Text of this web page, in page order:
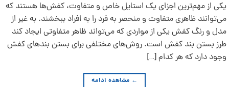
یکی از مهم‌ترین اجزای یک استایل خاص و متفاوت، کفش‌ها هستند که
می‌توانند ظاهری متفاوت و منحصر به فرد را به افراد ببخشند. به غیر از
مدل و رنگ کفش یکی از مواردی که می‌تواند ظاهر متفاوتی ایجاد کند
طرز بستن بند کفش است. روش‌های مختلفی برای بستن بندهای کفش
وجود دارد که هر کدام […]
← مشاهده ادامه